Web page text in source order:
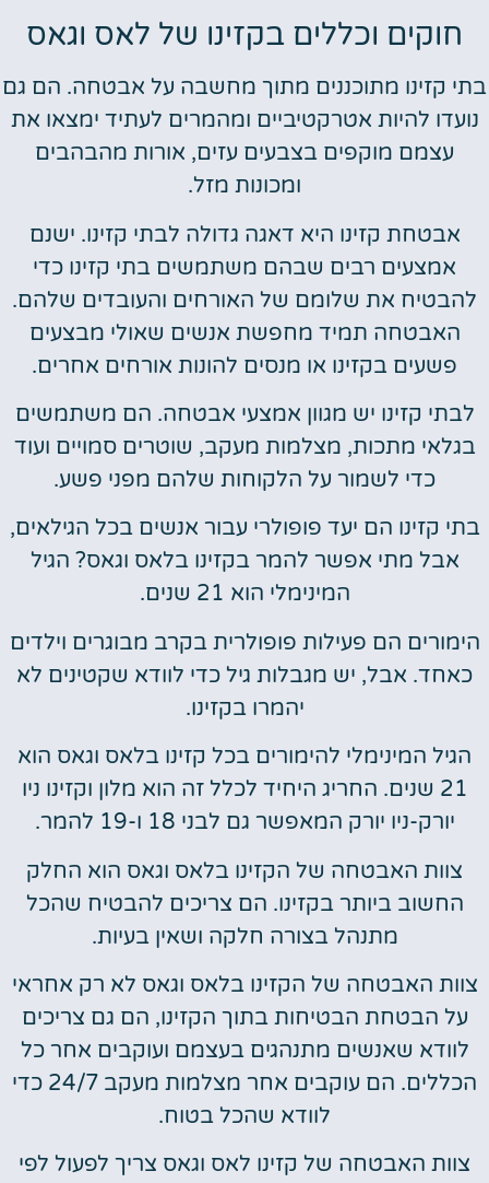
חוקים וכללים בקזינו של לאס וגאס
בתי קזינו מתוכננים מתוך מחשבה על אבטחה. הם גם
נועדו להיות אטרקטיביים ומהמרים לעתיד ימצאו את
עצמם מוקפים בצבעים עזים, אורות מהבהבים
ומכונות מזל.
אבטחת קזינו היא דאגה גדולה לבתי קזינו. ישנם
אמצעים רבים שבהם משתמשים בתי קזינו כדי
להבטיח את שלומם של האורחים והעובדים שלהם.
האבטחה תמיד מחפשת אנשים שאולי מבצעים
פשעים בקזינו או מנסים להונות אורחים אחרים.
לבתי קזינו יש מגוון אמצעי אבטחה. הם משתמשים
בגלאי מתכות, מצלמות מעקב, שוטרים סמויים ועוד
כדי לשמור על הלקוחות שלהם מפני פשע.
בתי קזינו הם יעד פופולרי עבור אנשים בכל הגילאים,
אבל מתי אפשר להמר בקזינו בלאס וגאס? הגיל
המינימלי הוא 21 שנים.
הימורים הם פעילות פופולרית בקרב מבוגרים וילדים
כאחד. אבל, יש מגבלות גיל כדי לוודא שקטינים לא
יהמרו בקזינו.
הגיל המינימלי להימורים בכל קזינו בלאס וגאס הוא
21 שנים. החריג היחיד לכלל זה הוא מלון וקזינו ניו
יורק-ניו יורק המאפשר גם לבני 18 ו-19 להמר.
צוות האבטחה של הקזינו בלאס וגאס הוא החלק
החשוב ביותר בקזינו. הם צריכים להבטיח שהכל
מתנהל בצורה חלקה ושאין בעיות.
צוות האבטחה של הקזינו בלאס וגאס לא רק אחראי
על הבטחת הבטיחות בתוך הקזינו, הם גם צריכים
לוודא שאנשים מתנהגים בעצמם ועוקבים אחר כל
הכללים. הם עוקבים אחר מצלמות מעקב 24/7 כדי
לוודא שהכל בטוח.
צוות האבטחה של קזינו לאס וגאס צריך לפעול לפי